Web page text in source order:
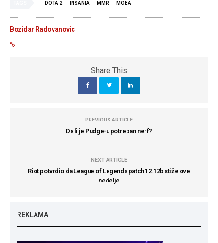
DOTA 2 INSANIA MMR MOBA
Bozidar Radovanovic
Share This
PREVIOUS ARTICLE
Da li je Pudge-u potreban nerf?
NEXT ARTICLE
Riot potvrdio da League of Legends patch 12.12b stiže ove
nedelje
REKLAMA